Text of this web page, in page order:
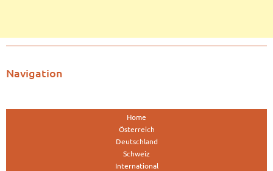
Navigation
Home
Österreich
Deutschland
Schweiz
International